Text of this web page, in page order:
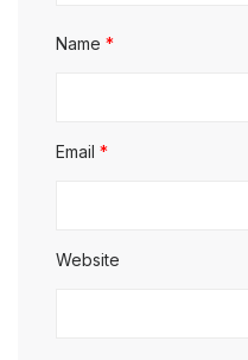
Name *
Email *
Website